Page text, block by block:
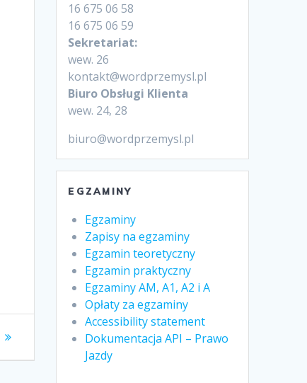
16 675 06 58
16 675 06 59
Sekretariat:
wew. 26
kontakt@wordprzemysl.pl
Biuro Obsługi Klienta
wew. 24, 28
biuro@wordprzemysl.pl
EGZAMINY
Egzaminy
Zapisy na egzaminy
Egzamin teoretyczny
Egzamin praktyczny
Egzaminy AM, A1, A2 i A
Opłaty za egzaminy
Accessibility statement
Dokumentacja API – Prawo
Jazdy